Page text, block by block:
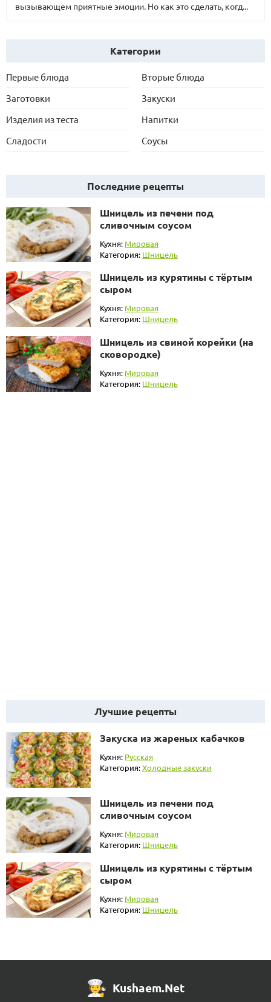
вызывающем приятные эмоции. Но как это сделать, когд...
Категории
Первые блюда
Вторые блюда
Заготовки
Закуски
Изделия из теста
Напитки
Сладости
Соусы
Последние рецепты
Шницель из печени под
сливочным соусом
Кухня: Мировая
Категория: Шницель
Шницель из курятины с тёртым
сыром
Кухня:Мировая
Категория: Шницель
Шницель из свиной корейки (на
сковородке)
Кухня: Мировая
Категория: Шницель
Лучшие рецепты
Закуска из жареных кабачков
Кухня: Русская
Категория:Холодные закуски
Шницель из печени под
сливочным соусом
Кухня: Мировая
Категория: Шницель
Шницель из курятины с тёртым
сыром
Кухня: Мировая
Категория: Шницель
Kushaem.Net